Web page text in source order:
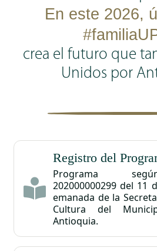
En este 2026,
crea el futuro que
Unidos por
Registro del
Programa
202000000299 del 11
emanada de la
Cultura del
Antioquia.